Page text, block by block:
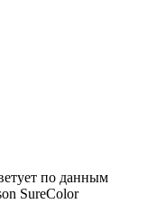
по данным
SureColor